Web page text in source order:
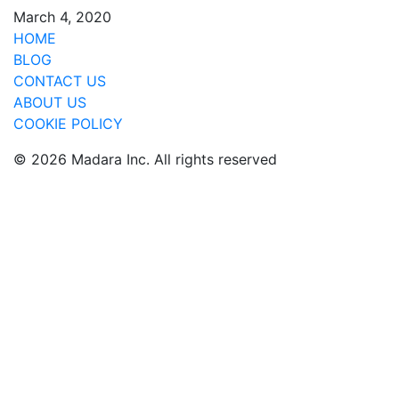
March 4, 2020
HOME
BLOG
CONTACT US
ABOUT US
COOKIE POLICY
© 2026 Madara Inc. All rights reserved